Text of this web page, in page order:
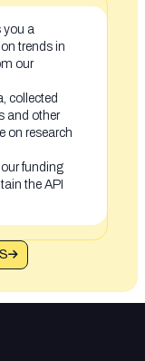
you a
trends in
our
collected
and other
on research
funding
the API